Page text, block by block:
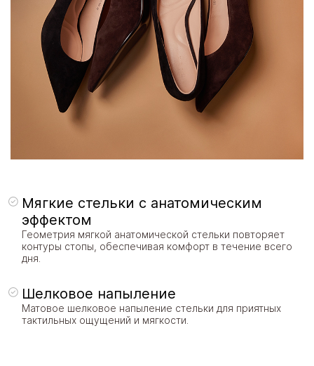
Мягкие стельки с анатомическим
эффектом
Геометрия мягкой анатомической стельки повторяет
контуры стопы, обеспечивая комфорт в течение всего
дня.
Шелковое напыление
Матовое шелковое напыление стельки для приятных
тактильных ощущений и мягкости.